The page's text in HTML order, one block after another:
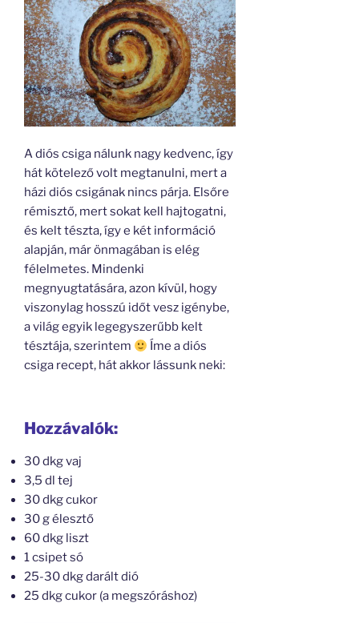
A diós csiga nálunk nagy kedvenc, így
hát kötelező volt megtanulni, mert a
házi diós csigának nincs párja. Elsőre
rémisztő, mert sokat kell hajtogatni,
és kelt tészta, így e két információ
alapján, már önmagában is elég
félelmetes. Mindenki
megnyugtatására, azon kívül, hogy
viszonylag hosszú időt vesz igénybe,
a világ egyik legegyszerűbb kelt
tésztája, szerintem
Íme a diós
csiga recept, hát akkor lássunk neki:
Hozzávalók:
30 dkg vaj
3,5 dl tej
30 dkg cukor
30 g élesztő
60 dkg liszt
1 csipet só
25-30 dkg darált dió
25 dkg cukor (a megszóráshoz)